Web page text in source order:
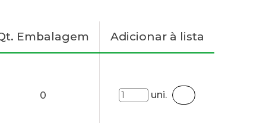
Embalagem Adicionar à lista
0 uni.